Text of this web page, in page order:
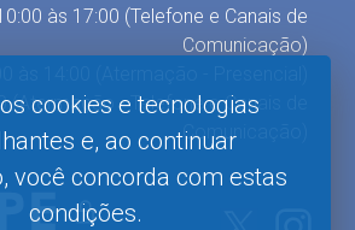
às 17:00 (Telefone e Canais de
Comunicação)
(Atermação - Telefone e Canais de
Comunicação)
cookies e tecnologias
e, ao continuar
você concorda com estas
condições.